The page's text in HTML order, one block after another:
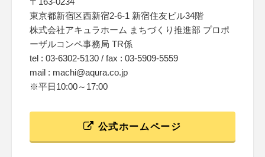
東京都新宿区西新宿2-6-1 新宿住友ビル34階
株式会社アキュラホーム まちづくり推進部 プロポ
ーザルコンペ事務局 TR係
tel : 03-6302-5130 / fax : 03-5909-5559
mail : machi@aqura.co.jp
※平日10:00～17:00
公式ホームページ